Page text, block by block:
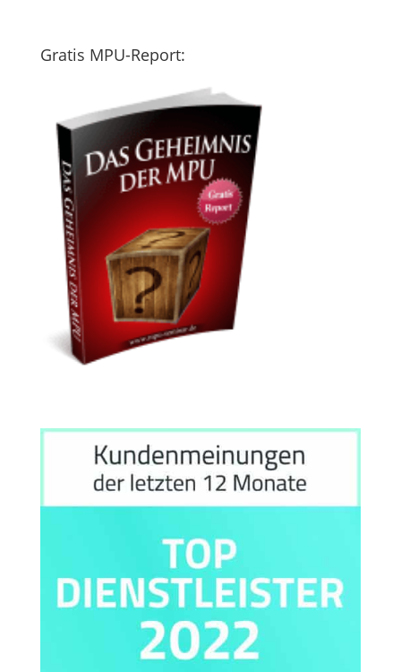
Gratis MPU-Report: